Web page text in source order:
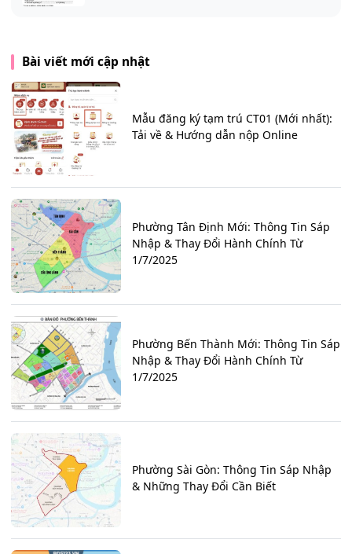
Bài viết mới cập nhật
Mẫu đăng ký tạm trú CT01 (Mới nhất):
Tải về & Hướng dẫn nộp Online
Phường Tân Định Mới: Thông Tin Sáp
Nhập & Thay Đổi Hành Chính Từ
1/7/2025
Phường Bến Thành Mới: Thông Tin Sáp
Nhập & Thay Đổi Hành Chính Từ
1/7/2025
Phường Sài Gòn: Thông Tin Sáp Nhập
& Những Thay Đổi Cần Biết